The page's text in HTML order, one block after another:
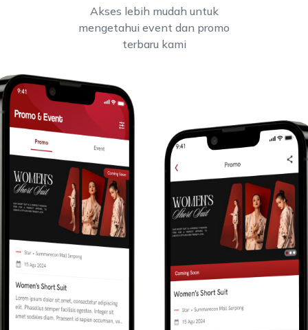
Akses lebih mudah untuk
mengetahui event dan promo
terbaru kami